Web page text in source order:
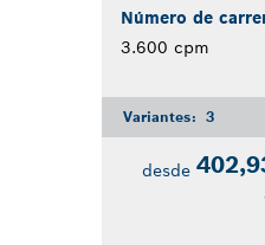
Número de
3.600 cpm
Variantes: 3
desde